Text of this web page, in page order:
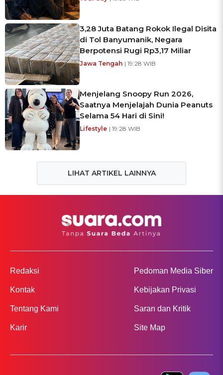
3,28 Juta Batang Rokok Ilegal Disita
di Tol Banyumanik, Negara
Berpotensi Rugi Rp3,17 Miliar
Jawa Tengah | 19:28 WIB
Menjelang Snoopy Run 2026,
Saatnya Menjelajah Dunia Peanuts
Selama 54 Hari di Sini!
Lifestyle | 19:28 WIB
LIHAT ARTIKEL LAINNYA
Redaksi
Kontak
Tentang Kami
Karir
Pedoman Media Siber
Kebijakan Privasi
Saran dan Kritik
Site Map